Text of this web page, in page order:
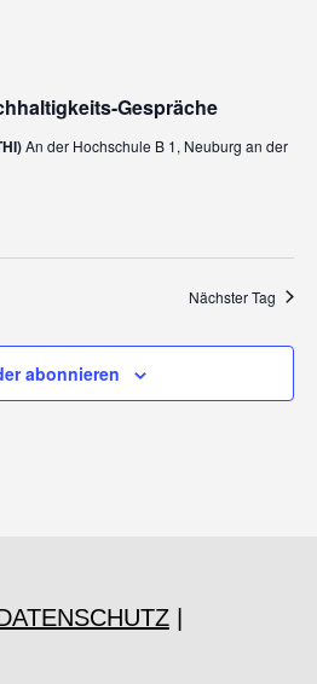
Gespräche
An der Hochschule B 1, Neuburg an der
Nächster Tag
abonnieren
|